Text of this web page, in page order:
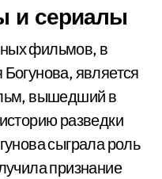
и сериалы
фильмов, в
является
вышедший в
разведки
сыграла роль
признание